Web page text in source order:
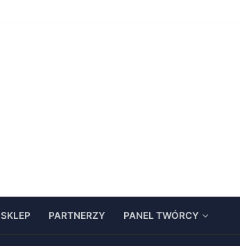
SKLEP PARTNERZY PANEL TWÓRCY